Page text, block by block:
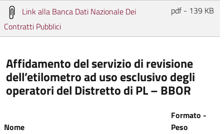
Link alla Banca Dati Nazionale Dei
Contratti Pubblici
pdf - 139 KB
Affidamento del servizio di revisione
dell’etilometro ad uso esclusivo degli
operatori del Distretto di PL – BBOR
Nome
Formato -
Peso